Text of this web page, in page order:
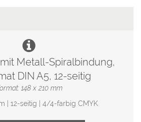
Metall-Spiralbindung,
DIN A5, 12-seitig
148 x 210 mm
| 12-seitig | 4/4-farbig CMYK